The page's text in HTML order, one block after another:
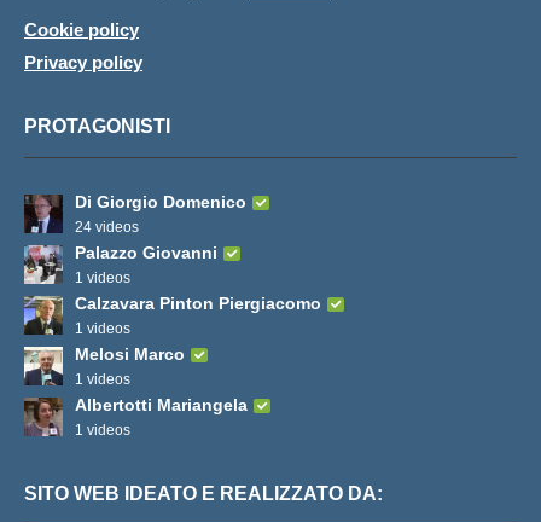
Cookie policy
Privacy policy
PROTAGONISTI
Di Giorgio Domenico
24 videos
Palazzo Giovanni
1 videos
Calzavara Pinton Piergiacomo
1 videos
Melosi Marco
1 videos
Albertotti Mariangela
1 videos
SITO WEB IDEATO E REALIZZATO DA: